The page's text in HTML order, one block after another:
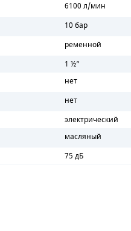
6100 л/мин
10 бар
ременной
1 ½”
нет
нет
электрический
масляный
75 дБ